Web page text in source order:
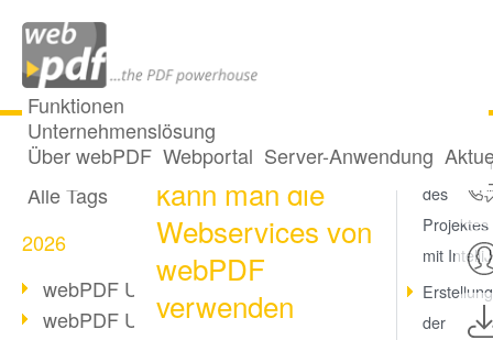
Funktionen
Unternehmenslösung
Über webPDF Webportal Server-Anwendung
Alle Beiträge
Alle Tags
2026
webPDF Update 10.0.5
webPDF Update 10.0.4
How-to: Wie
kann man die
Webservices von
webPDF
verwenden
des
Projektes
mit IntelliJ
Erstellung
der